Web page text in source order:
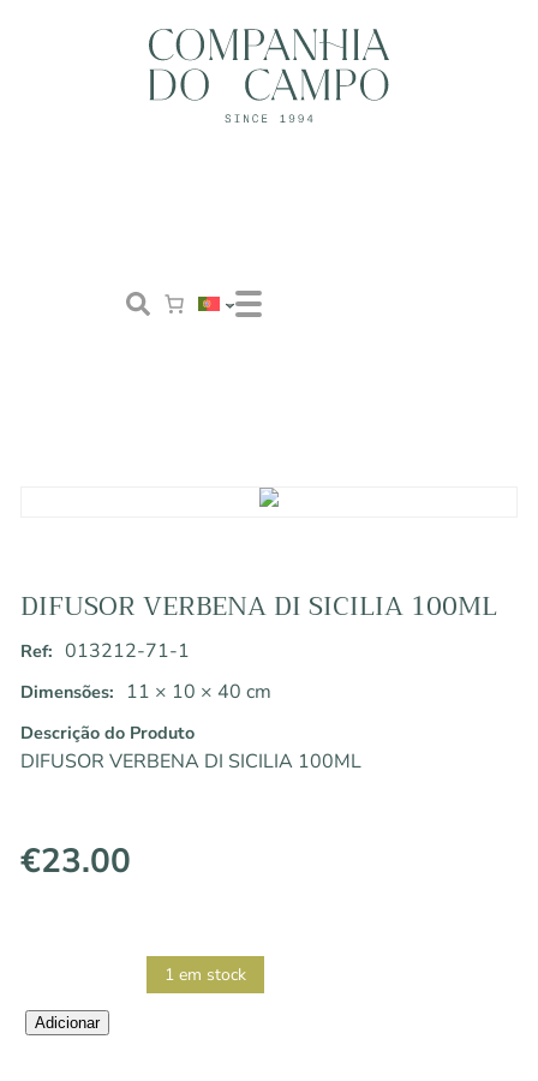
DIFUSOR VERBENA DI SICILIA 100ML
Ref: 013212-71-1
Dimensões: 11 × 10 × 40 cm
Descrição do Produto
DIFUSOR VERBENA DI SICILIA 100ML
€23.00
1 em stock
Quantidade
Adicionar